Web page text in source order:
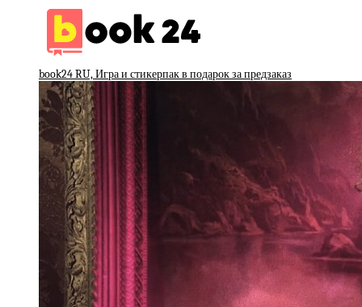
book24 RU, Игра и стикерпак в подарок за предзаказ